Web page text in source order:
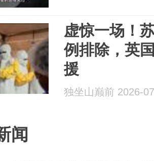
虚惊一场！
例排除，英
援
独坐山巅前 2026-
闻